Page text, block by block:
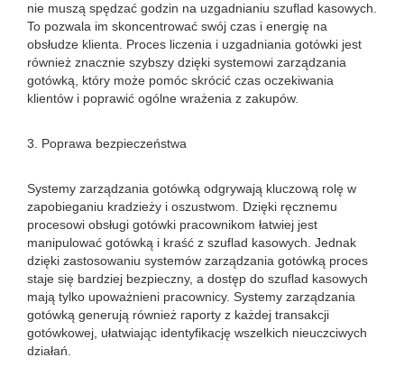
nie muszą spędzać godzin na uzgadnianiu szuflad kasowych.
To pozwala im skoncentrować swój czas i energię na
obsłudze klienta. Proces liczenia i uzgadniania gotówki jest
również znacznie szybszy dzięki systemowi zarządzania
gotówką, który może pomóc skrócić czas oczekiwania
klientów i poprawić ogólne wrażenia z zakupów.
3. Poprawa bezpieczeństwa
Systemy zarządzania gotówką odgrywają kluczową rolę w
zapobieganiu kradzieży i oszustwom. Dzięki ręcznemu
procesowi obsługi gotówki pracownikom łatwiej jest
manipulować gotówką i kraść z szuflad kasowych. Jednak
dzięki zastosowaniu systemów zarządzania gotówką proces
staje się bardziej bezpieczny, a dostęp do szuflad kasowych
mają tylko upoważnieni pracownicy. Systemy zarządzania
gotówką generują również raporty z każdej transakcji
gotówkowej, ułatwiając identyfikację wszelkich nieuczciwych
działań.